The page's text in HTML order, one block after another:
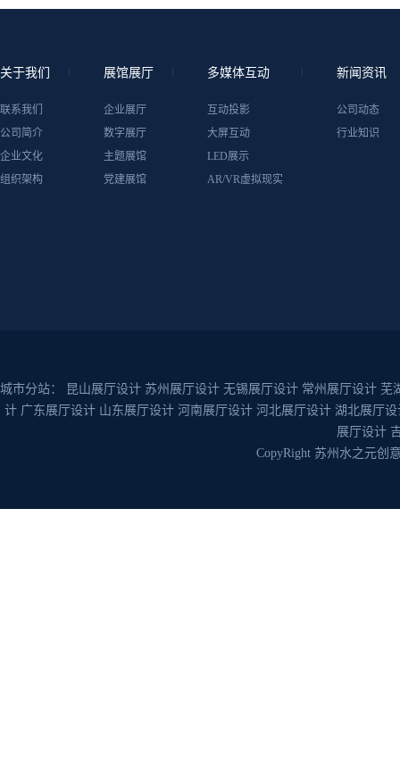
关于我们
联系我们
公司简介
企业文化
组织架构
展馆展厅
企业展厅
数字展厅
主题展馆
党建展馆
多媒体互动
互动投影
大屏互动
LED展示
AR/VR虚拟现实
新闻资讯
公司动态
行业知识
城市分站： 昆山展厅设计 苏州展厅设计 无锡展厅设计 常州展厅设计 芜
计 广东展厅设计 山东展厅设计 河南展厅设计 河北展厅设计 湖北展厅设
展厅设计
CopyRight 苏州水之元创